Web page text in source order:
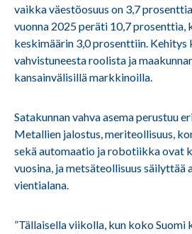
vaikka väestöosuus on 3,7
vuonna 2025 peräti 10,7 prosenttia,
keskimäärin 3,0 prosenttiin. Kehitys
vahvistuneesta roolista ja
kansainvälisillä markkinoilla.
Satakunnan vahva asema perustuu
Metallien jalostus, meriteollisuus,
sekä automaatio ja robotiikka ovat
vuosina, ja metsäteollisuus säilyttää
vientialana.
”Tällaisella viikolla, kun koko Suomi